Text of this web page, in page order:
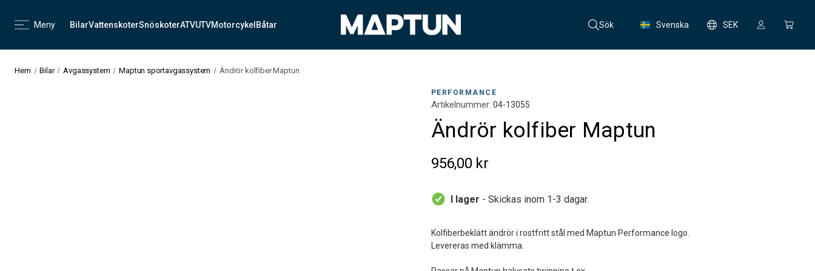
Meny BilarVattenskoterSnöskoterATVUTVMotorcykel Båtar Sök Svenska SEK
Hem Bilar Avgassystem Maptun sportavgassystem Ändrör kolfiber Maptun
PERFORMANCE
Artikelnummer: 04-13055
Ändrör kolfiber Maptun
956,00 kr
I lager - Skickas inom 1-3 dagar.
Kolfiberbeklätt ändrör i rostfritt stål med Maptun Performance logo.
Levereras med klämma.